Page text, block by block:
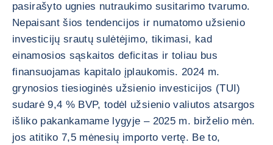
pasirašyto ugnies nutraukimo susitarimo tvarumo.
Nepaisant šios tendencijos ir numatomo užsienio
investicijų srautų sulėtėjimo, tikimasi, kad
einamosios sąskaitos deficitas ir toliau bus
finansuojamas kapitalo įplaukomis. 2024 m.
grynosios tiesioginės užsienio investicijos (TUI)
sudarė 9,4 % BVP, todėl užsienio valiutos atsargos
išliko pakankamame lygyje – 2025 m. birželio mėn.
jos atitiko 7,5 mėnesių importo vertę. Be to,